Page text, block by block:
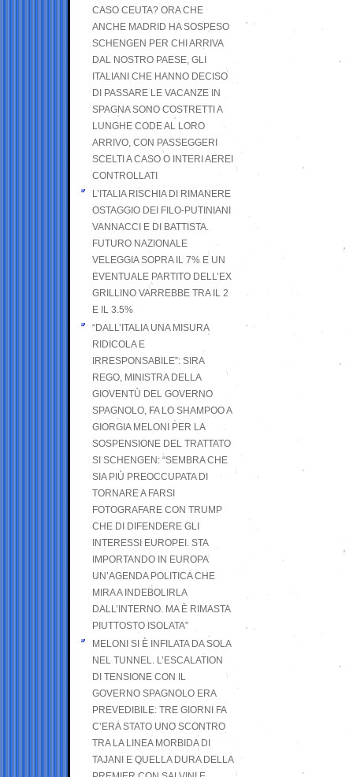
CASO CEUTA? ORA CHE
ANCHE MADRID HA SOSPESO
SCHENGEN PER CHI ARRIVA
DAL NOSTRO PAESE, GLI
ITALIANI CHE HANNO DECISO
DI PASSARE LE VACANZE IN
SPAGNA SONO COSTRETTI A
LUNGHE CODE AL LORO
ARRIVO, CON PASSEGGERI
SCELTI A CASO O INTERI AEREI
CONTROLLATI
L’ITALIA RISCHIA DI RIMANERE
OSTAGGIO DEI FILO-PUTINIANI
VANNACCI E DI BATTISTA.
FUTURO NAZIONALE
VELEGGIA SOPRA IL 7% E UN
EVENTUALE PARTITO DELL’EX
GRILLINO VARREBBE TRA IL 2
E IL 3.5%
“DALL’ITALIA UNA MISURA
RIDICOLA E
IRRESPONSABILE”: SIRA
REGO, MINISTRA DELLA
GIOVENTÙ DEL GOVERNO
SPAGNOLO, FA LO SHAMPOO A
GIORGIA MELONI PER LA
SOSPENSIONE DEL TRATTATO
SI SCHENGEN: “SEMBRA CHE
SIA PIÙ PREOCCUPATA DI
TORNARE A FARSI
FOTOGRAFARE CON TRUMP
CHE DI DIFENDERE GLI
INTERESSI EUROPEI. STA
IMPORTANDO IN EUROPA
UN’AGENDA POLITICA CHE
MIRA A INDEBOLIRLA
DALL’INTERNO. MA È RIMASTA
PIUTTOSTO ISOLATA”
MELONI SI È INFILATA DA SOLA
NEL TUNNEL. L’ESCALATION
DI TENSIONE CON IL
GOVERNO SPAGNOLO ERA
PREVEDIBILE: TRE GIORNI FA
C’ERA STATO UNO SCONTRO
TRA LA LINEA MORBIDA DI
TAJANI E QUELLA DURA DELLA